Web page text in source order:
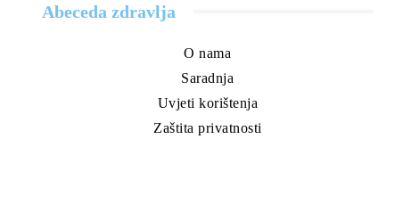
Abeceda zdravlja
O nama
Saradnja
Uvjeti korištenja
Zaštita privatnosti